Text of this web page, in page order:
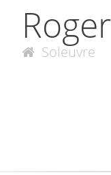
Soleuvre